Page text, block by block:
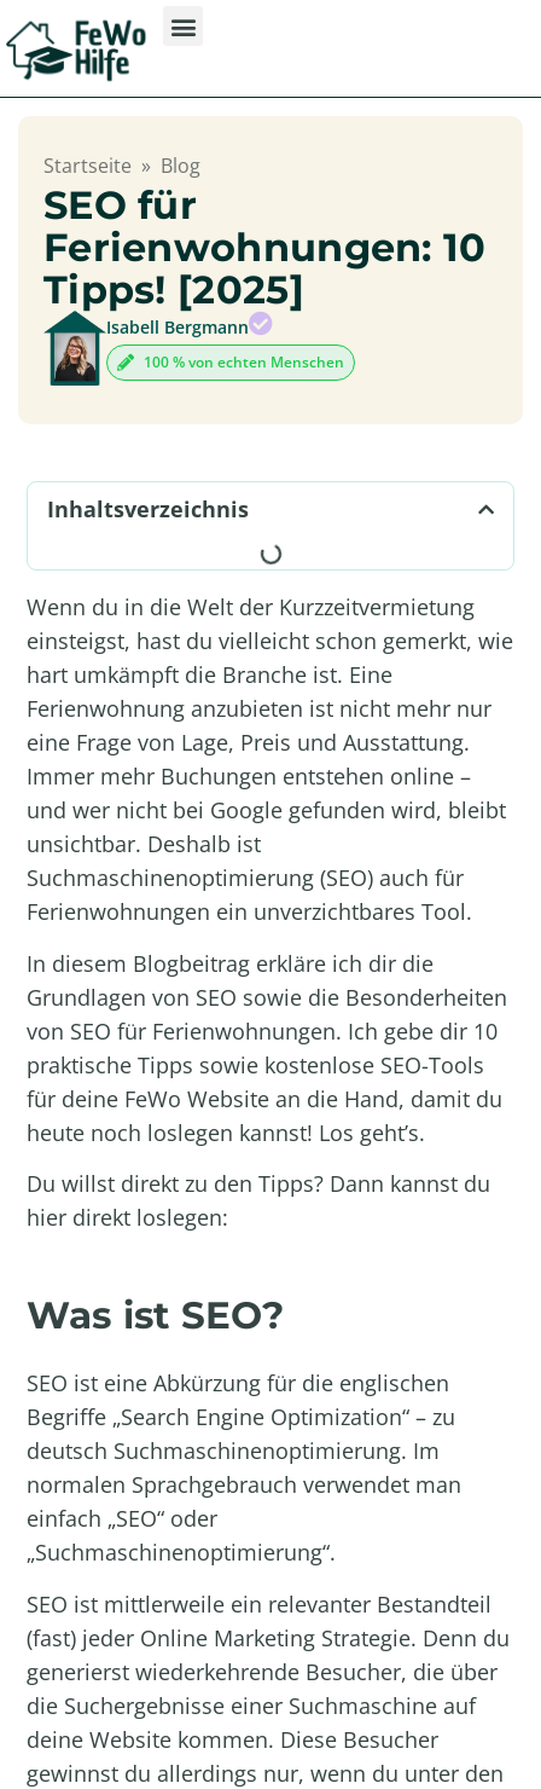
Startseite » Blog
SEO für
Ferienwohnungen: 10
Tipps! [2025]
Isabell Bergmann
100 % von echten Menschen
Inhaltsverzeichnis
Wenn du in die Welt der Kurzzeitvermietung
einsteigst, hast du vielleicht schon gemerkt, wie
hart umkämpft die Branche ist. Eine
Ferienwohnung anzubieten ist nicht mehr nur
eine Frage von Lage, Preis und Ausstattung.
Immer mehr Buchungen entstehen online –
und wer nicht bei Google gefunden wird, bleibt
unsichtbar. Deshalb ist
Suchmaschinenoptimierung (SEO) auch für
Ferienwohnungen ein unverzichtbares Tool.
In diesem Blogbeitrag erkläre ich dir die
Grundlagen von SEO sowie die Besonderheiten
von SEO für Ferienwohnungen. Ich gebe dir 10
praktische Tipps sowie kostenlose SEO-Tools
für deine FeWo Websitean die Hand, damit du
heute noch loslegen kannst! Los geht’s.
Du willst direkt zu den Tipps? Dann kannst du
hier direkt loslegen:
Was ist SEO?
SEO ist eine Abkürzung für die englischen
Begriffe „Search Engine Optimization“ – zu
deutsch Suchmaschinenoptimierung. Im
normalen Sprachgebrauch verwendet man
einfach „SEO“ oder
„Suchmaschinenoptimierung“.
SEO ist mittlerweile ein relevanter Bestandteil
(fast) jeder Online Marketing Strategie. Denn du
generierst wiederkehrende Besucher, die über
die Suchergebnisse einer Suchmaschine auf
deine Website kommen. Diese Besucher
gewinnst du allerdings nur, wenn du unter den